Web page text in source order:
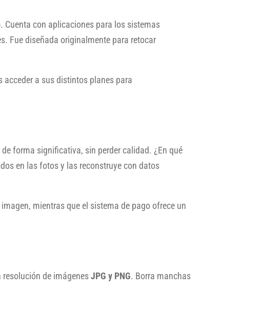
Cuenta con aplicaciones para los sistemas
Fue diseñada originalmente para retocar
a sus distintos planes para
de forma significativa, sin perder calidad. ¿En qué
en las fotos y las reconstruye con datos
mientras que el sistema de pago ofrece un
resolución de imágenesJPG y PNG. Borra manchas